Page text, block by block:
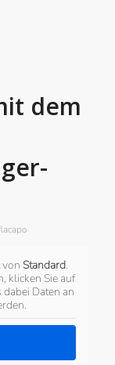
dem
von Standard.
klicken Sie auf
Daten an